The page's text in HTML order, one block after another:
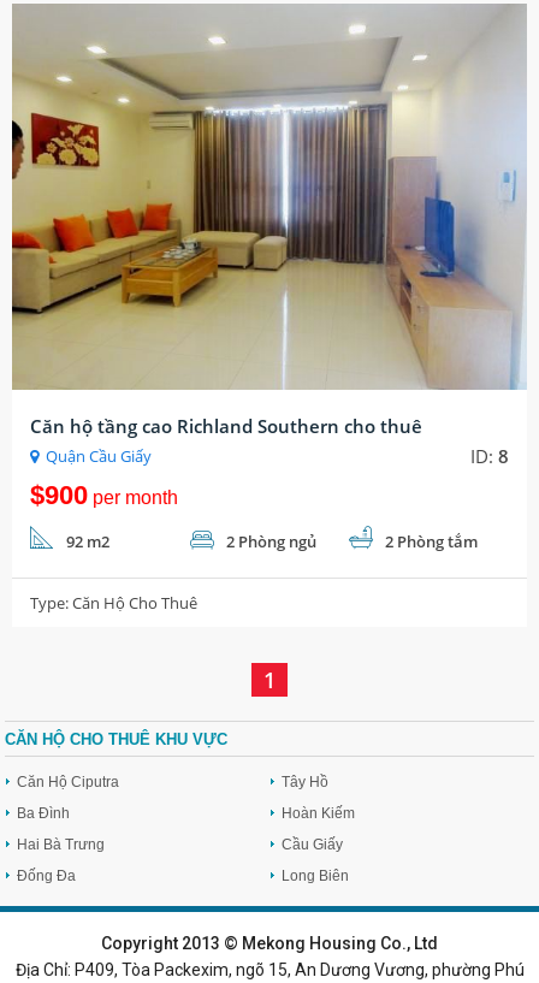
Căn hộ tầng cao Richland Southern cho thuê
Quận Cầu Giấy ID:8
$900per month
92 m2 2 Phòng ngủ 2 Phòng tắm
Type:Căn Hộ Cho Thuê
1
CĂN HỘ CHO THUÊ KHU VỰC
Căn Hộ Ciputra
Tây Hồ
Ba Đình
Hoàn Kiếm
Hai Bà Trưng
Cầu Giấy
Đống Đa
Long Biên
CĂN HỘ CHO THUÊ | NHÀ CHO THUÊ | DỰ ÁN VÀ TÒA NHÀ |
Copyright 2013 © Mekong Housing Co., Ltd
Địa Chỉ: P409, Tòa Packexim, ngõ 15, An Dương Vương, phường Phú